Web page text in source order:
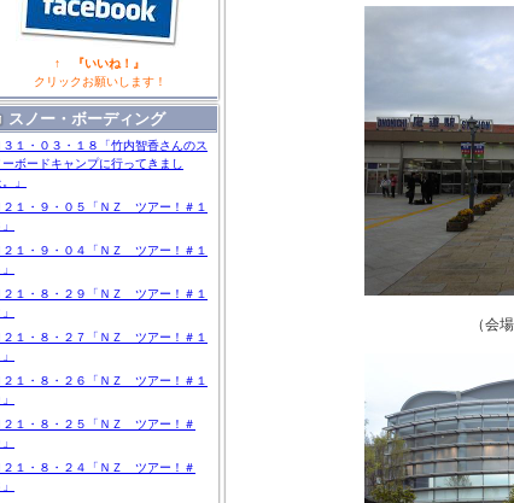
↑ 『いいね！』
クリックお願いします！
スノー・ボーディング
３１・０３・１８「竹内智香さんのス
ーボードキャンプに行ってきまし
」
２１・９・０５「ＮＺ ツアー！＃１
２１・９・０４「ＮＺ ツアー！＃１
２１・８・２９「ＮＺ ツアー！＃１
２１・８・２７「ＮＺ ツアー！＃１
２１・８・２６「ＮＺ ツアー！＃１
２１・８・２５「ＮＺ ツアー！＃
２１・８・２４「ＮＺ ツアー！＃
（会